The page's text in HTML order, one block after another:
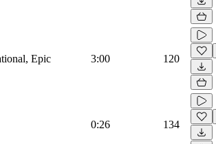
Epic 3:00 120
0:26 134